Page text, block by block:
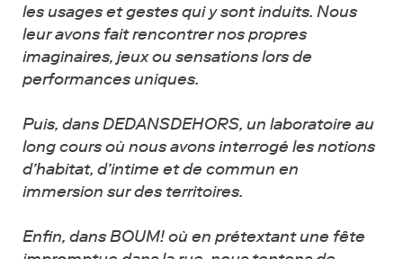
les usages et gestes qui y sont induits. Nous
leur avons fait rencontrer nos propres
imaginaires, jeux ou sensations lors de
performances uniques.
Puis, dans DEDANSDEHORS, un laboratoire au
long cours où nous avons interrogé les notions
d’habitat, d’intime et de commun en
immersion sur des territoires.
Enfin, dans BOUM! où en prétextant une fête